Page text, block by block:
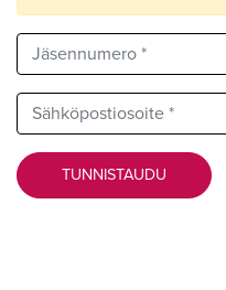
Jäsennumero *
Sähköpostiosoite *
TUNNISTAUDU